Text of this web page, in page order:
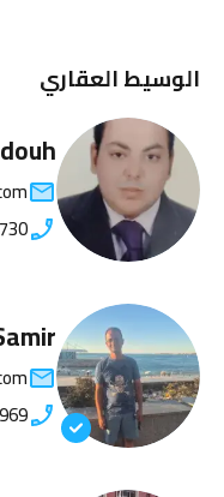
الوسيط العقاري